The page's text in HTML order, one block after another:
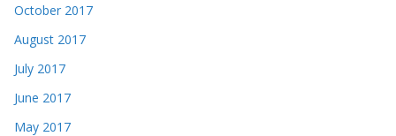
October 2017
August 2017
July 2017
June 2017
May 2017